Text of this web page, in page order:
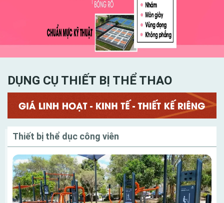
ấn tốt đối với nhiều người. Để có được một sân thi đấu
bóng chuyền đạt tiêu chuẩn, đòi hỏi người thiết kế sân
bóng phải am hiểu tinh tường và có kinh nghiệm trong
công đoạn thiết kế sân chơi sao cho hợp lý nhất
DỤNG CỤ THIẾT BỊ THỂ THAO
Thiết bị thể dục công viên